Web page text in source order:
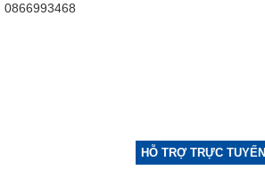
0866993468
HỖ TRỢ TRỰC TUYẾN